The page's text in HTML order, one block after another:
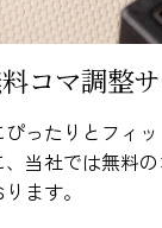
コマ調整
ったりとフィ
当社では無料
ます。